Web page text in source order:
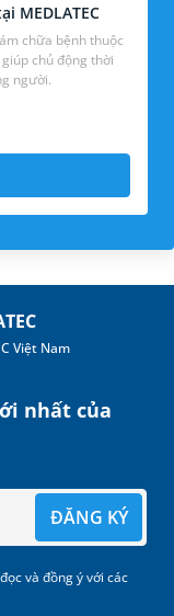
MEDLATEC
chữa bệnh thuộc
chủ động thời
xúc đông người.
Việt Nam
nhất của
ĐĂNG KÝ
và đồng ý với các